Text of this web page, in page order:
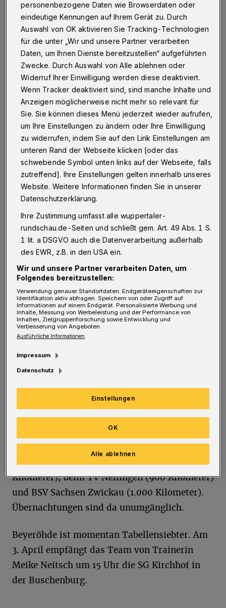
Wuppertal·Der Handball-Zweitligist TV Beyeröhde
erhält finanzielle Unterstützung. Die Wuppertaler
Unternehmen ICG Information Consulting Group GmbH
und Sachsenröder GmbH & Co. KG übernehmen als
"Sponsor oft the day" die Reisekosten für drei
Auswärtsspiele.
26.03.2016 , 11:13 Uhr Eine Minute Lesezeit
T VB-Geschäftsführer Norbert Koch: "Für
die kontinuierliche Weiterentwicklung
der Mannschaft sind wir auf die
Unterstützung von Unternehmen angewiesen.
Da alle an einem Strang ziehen, leisten wir
auch einen Beitrag, Wuppertaler Sport über
die Grenzen der Stadt hinaus bekannter zu
machen."
Der TVB spielt seit 2002 in der 2. Liga,
2007/08 war er ein Jahr sogar erstklassig. Der
Etat umfasst hauptsächlich die
Personalkosten inklusive
Berufsgenossenschaft und eben die
Reisekosten. Und die haben es in sich — etwa
bei Partien beim SV Union Halle-Neustadt
(mehr als 800 Kilometer), HC Rödertal (1.200
Kilometer), bei der SG Herrenberg (900
Kilometer), beim TV Nellingen (900 Kilometer)
und BSV Sachsen Zwickau (1.000 Kilometer).
Übernachtungen sind da unumgänglich.
Beyeröhde ist momentan Tabellensiebter. Am
3. April empfängt das Team von Trainerin
Meike Neitsch um 15 Uhr die SG Kirchhof in
der Buschenburg.
personenbezogene Daten wie Browserdaten oder
eindeutige Kennungen auf Ihrem Gerät zu. Durch
Auswahl von OK aktivieren Sie Tracking-Technologien
für die unter „Wir und unsere Partner verarbeiten
Daten, um Ihnen Dienste bereitzustellen“ aufgeführten
Zwecke. Durch Auswahl von Alle ablehnen oder
Widerruf Ihrer Einwilligung werden diese deaktiviert.
Wenn Tracker deaktiviert sind, sind manche Inhalte und
Anzeigen möglicherweise nicht mehr so relevant für
Sie. Sie können dieses Menü jederzeit wieder aufrufen,
um Ihre Einstellungen zu ändern oder Ihre Einwilligung
zu widerrufen, indem Sie auf den Link Einstellungen am
unteren Rand der Webseite klicken [oder das
schwebende Symbol unten links auf der Webseite, falls
zutreffend]. Ihre Einstellungen gelten innerhalb unseres
Website. Weitere Informationen finden Sie in unserer
Datenschutzerklärung.
Ihre Zustimmung umfasst alle wuppertaler-
rundschau.de-Seiten und schließt gem. Art. 49 Abs. 1 S.
1 lit. a DSGVO auch die Datenverarbeitung außerhalb
des EWR, z.B. in den USA ein.
Wir und unsere Partner verarbeiten Daten, um
Folgendes bereitzustellen:
Verwendung genauer Standortdaten. Endgeräteeigenschaften zur
Identifikation aktiv abfragen. Speichern von oder Zugriff auf
Informationen auf einem Endgerät. Personalisierte Werbung und
Inhalte, Messung von Werbeleistung und der Performance von
Inhalten, Zielgruppenforschung sowie Entwicklung und
Verbesserung von Angeboten.
Ausführliche Informationen
Impressum
Datenschutz
Einstellungen
Alle ablehnen
OK